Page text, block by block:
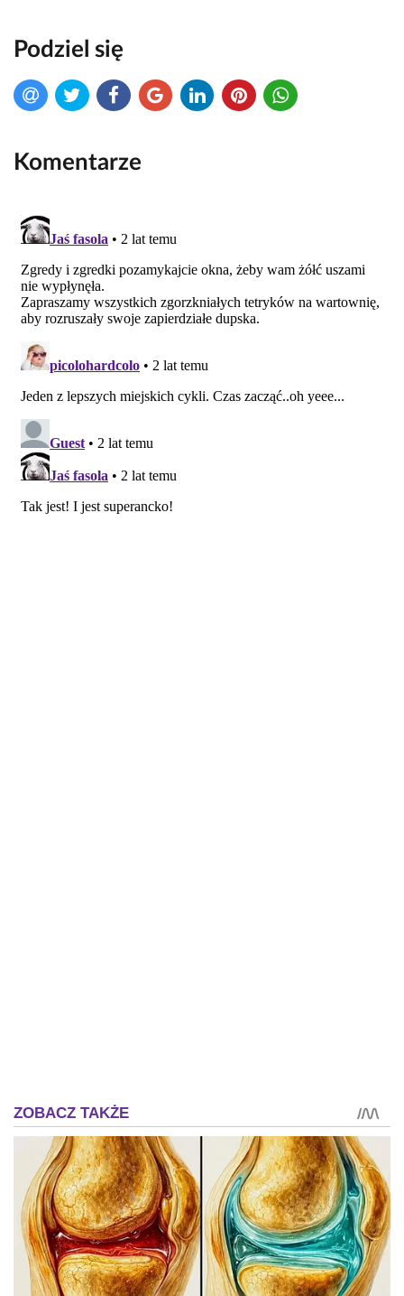
Podziel się
Komentarze